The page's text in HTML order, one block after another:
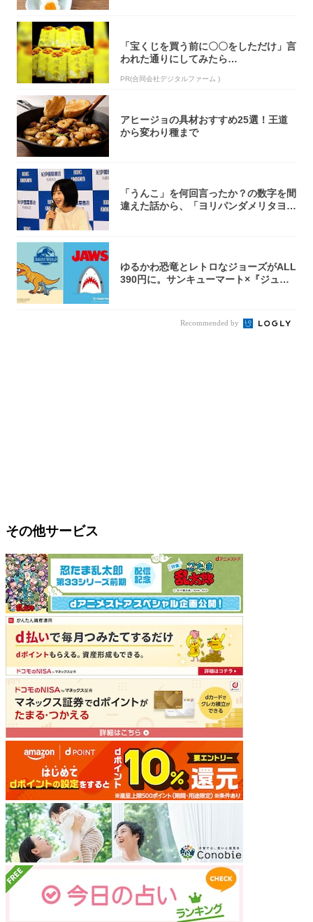
「宝くじを買う前に〇〇をしただけ」言
われた通りにしてみたら…
PR(合同会社デジタルファーム )
アヒージョの具材おすすめ25選！王道
から変わり種まで
「うんこ」を何回言ったか？の数字を間
違えた話から、「ヨリパンダメリタヨコ
ゆるかわ恐竜とレトロなジョーズがALL
390円に。サンキューマート×『ジュラ
Recommended by
その他サービス